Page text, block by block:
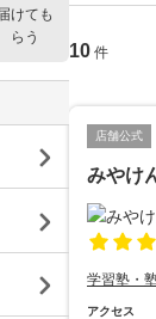
10 件
店舗公式
みやけ
学習塾・
アクセス
けても
らう